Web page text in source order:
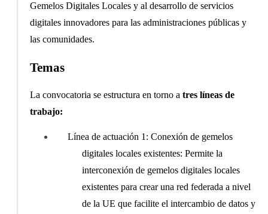
Gemelos Digitales Locales y al desarrollo de servicios
digitales innovadores para las administraciones públicas y
las comunidades.
Temas
La convocatoria se estructura en torno a tres líneas de
trabajo:
Línea de actuación 1: Conexión de gemelos
digitales locales existentes: Permite la
interconexión de gemelos digitales locales
existentes para crear una red federada a nivel
de la UE que facilite el intercambio de datos y